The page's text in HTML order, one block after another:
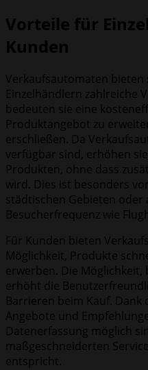
Vorteile für
Kunden
Verkaufsautomaten bieten
Einzelhändlern zahlreiche
bedeuten sie eine
Produktangebot zu
erschließen. Da
verfügbar sind, erhöhen
Produkten, ohne dass
wird. Dies ist besonders
städtischen Gebieten
Besucherfrequenz wie
Für Kunden bieten
Möglichkeit, Produkte
erwerben. Die Möglichkeit,
erhöht die
Barrieren beim Kauf.
Angebote und
Datenerfassung möglich
maßgeschneiderten
entspricht.